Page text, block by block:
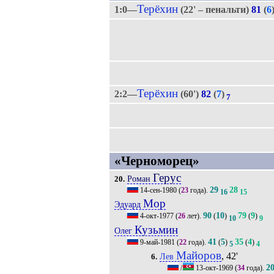
1:0—Терёхин(22' – пенальти) 81 (6)
2:2—Терёхин(60') 82(7) 7
«Черноморец»
20. Роман Герус
14-сен-1980(23года). 29 16 28 15
Эдуард Мор
4-окт-1977(26лет). 90(10) 10 79(9) 9
Олег Кузьмин
9-май-1981 (22года). 41 (5) 5 35(4) 4
6. Лев Майоров, 42'
/ 13-окт-1969 (34 года).